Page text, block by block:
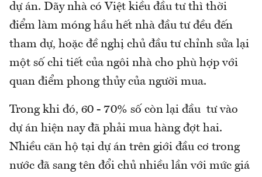
dự án. Dãy nhà có Việt kiều đầu tư thì thời
điểm làm móng hầu hết nhà đầu tư đều đến
tham dự, hoặc đề nghị chủ đầu tư chỉnh sửa lại
một số chi tiết của ngôi nhà cho phù hợp với
quan điểm phong thủy của người mua.
Trong khi đó, 60 - 70% số còn lại đầu tư vào
dự án hiện nay đã phải mua hàng đợt hai.
Nhiều căn hộ tại dự án trên giới đầu cơ trong
nước đã sang tên đổi chủ nhiều lần với mức giá